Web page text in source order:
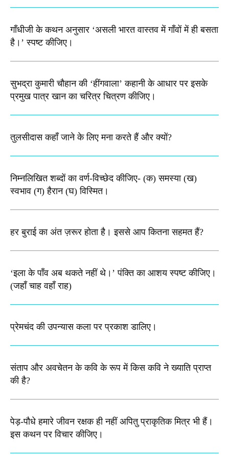
गाँधीजी के कथन अनुसार ‘असली भारत वास्तव में गाँवों में ही बसता
है।’ स्पष्ट कीजिए।
सुभद्रा कुमारी चौहान की ‘हींगवाला’ कहानी के आधार पर इसके
प्रमुख पात्र खान का चरित्र चित्रण कीजिए।
तुलसीदास कहाँ जाने के लिए मना करते हैं और क्यों?
निम्नलिखित शब्दों का वर्ण-विच्छेद कीजिए-​ (क) समस्या (ख)
स्वभाव (ग) हैरान (घ) विस्मित।
हर बुराई का अंत ज़रूर होता है। इससे आप कितना सहमत हैं?
‘इला के पाँव अब थकते नहीं थे।’ पंक्ति का आशय स्पष्ट कीजिए।​
(जहाँ चाह वहाँ राह)
प्रेमचंद की उपन्यास कला पर प्रकाश डालिए।
संताप और अवचेतन के कवि के रूप में किस कवि ने ख्याति प्राप्त
की है?
पेड़-पौधे हमारे जीवन रक्षक ही नहीं अपितु प्राकृतिक मित्र भी हैं।
इस कथन पर विचार कीजिए।